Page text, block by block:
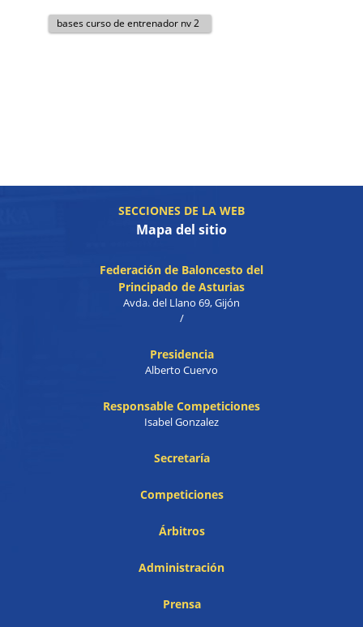
bases curso de entrenador nv 2
SECCIONES DE LA WEB
Mapa del sitio
Federación de Baloncesto del
Principado de Asturias
Avda. del Llano 69, Gijón
/
Presidencia
Alberto Cuervo
Responsable Competiciones
Isabel Gonzalez
Secretaría
Competiciones
Árbitros
Administración
Prensa